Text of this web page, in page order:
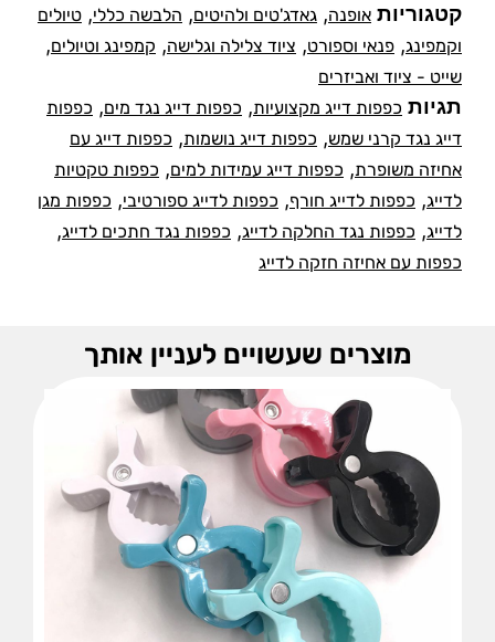
קטגוריות אופנה, גאדג'טים ולהיטים, הלבשה כללי, טיולים
וקמפינג, פנאי וספורט, ציוד צלילה וגלישה, קמפינג וטיולים,
שייט - ציוד ואביזרים
תגיות כפפות דייג מקצועיות, כפפות דייג נגד מים, כפפות
דייג נגד קרני שמש, כפפות דייג נושמות, כפפות דייג עם
אחיזה משופרת, כפפות דייג עמידות למים, כפפות טקטיות
לדייג, כפפות לדייג חורף, כפפות לדייג ספורטיבי, כפפות מגן
לדייג, כפפות נגד החלקה לדייג, כפפות נגד חתכים לדייג,
כפפות עם אחיזה חזקה לדייג
מוצרים שעשויים לעניין אותך